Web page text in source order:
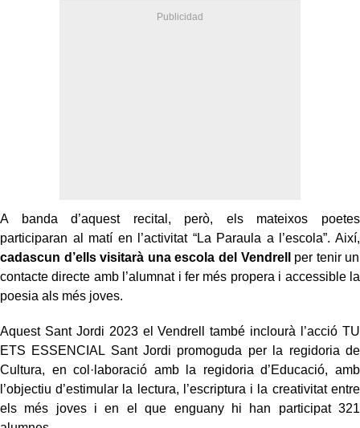
A banda d’aquest recital, però, els mateixos poetes
participaran al matí en l’activitat “La Paraula a l’escola”. Així,
cadascun d’ells visitarà una escola del Vendrell
per tenir un
contacte directe amb l’alumnat i fer més propera i accessible la
poesia als més joves.
Aquest Sant Jordi 2023 el Vendrell també inclourà l’acció TU
ETS ESSENCIAL Sant Jordi promoguda per la regidoria de
Cultura, en col·laboració amb la regidoria d’Educació, amb
l’objectiu d’estimular la lectura, l’escriptura i la creativitat entre
els més joves i en el que enguany hi han participat 321